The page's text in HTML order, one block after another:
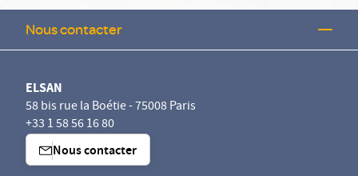
Nous contacter
ELSAN
58 bis rue la Boétie - 75008 Paris
+33 1 58 56 16 80
Nous contacter